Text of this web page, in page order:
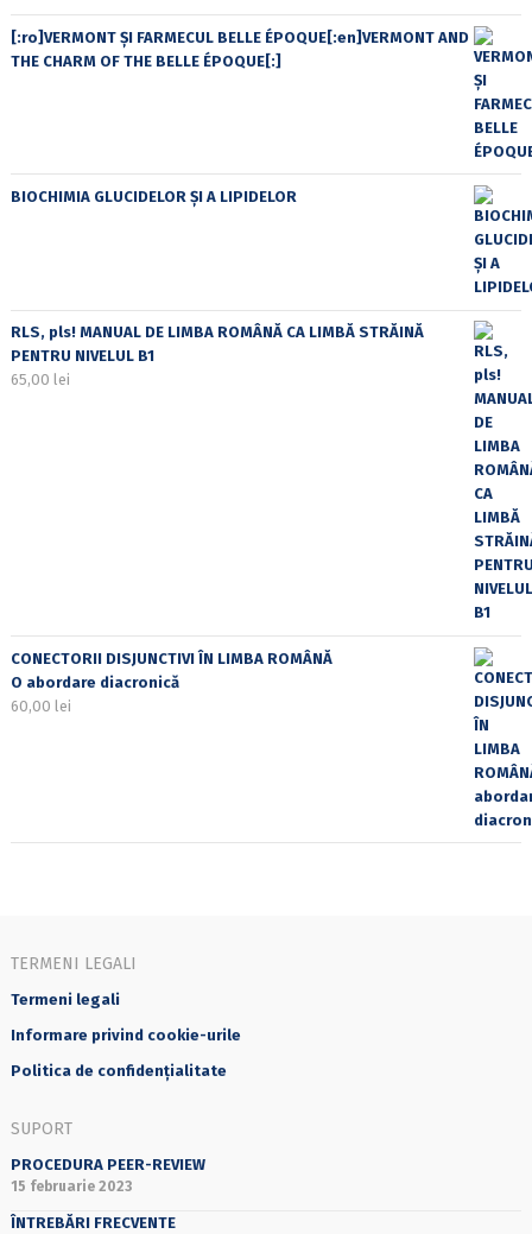
[:ro]VERMONT ȘI FARMECUL BELLE ÉPOQUE[:en]VERMONT AND
THE CHARM OF THE BELLE ÉPOQUE[:]
BIOCHIMIA GLUCIDELOR ȘI A LIPIDELOR
RLS, pls! MANUAL DE LIMBA ROMÂNĂ CA LIMBĂ STRĂINĂ
PENTRU NIVELUL B1
65,00 lei
CONECTORII DISJUNCTIVI ÎN LIMBA ROMÂNĂ
O abordare diacronică
60,00 lei
TERMENI LEGALI
Termeni legali
Informare privind cookie-urile
Politica de confidențialitate
SUPORT
PROCEDURA PEER-REVIEW
15 februarie 2023
ÎNTREBĂRI FRECVENTE